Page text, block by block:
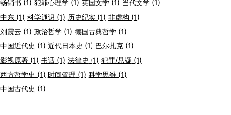
畅销书 (1) 犯罪心理学(1) 英国文学(1) 当代文学(1)
中东(1) 科学通识 (1) 历史纪实(1) 非虚构 (1)
刘震云 (1) 政治哲学(1) 德国古典哲学(1)
中国近代史 (1) 近代日本史 (1) 巴尔扎克(1)
影视原著(1) 书话(1) 法律史 (1) 犯罪/悬疑 (1)
西方哲学史 (1) 时间管理 (1) 科学思维(1)
中国古代史 (1)